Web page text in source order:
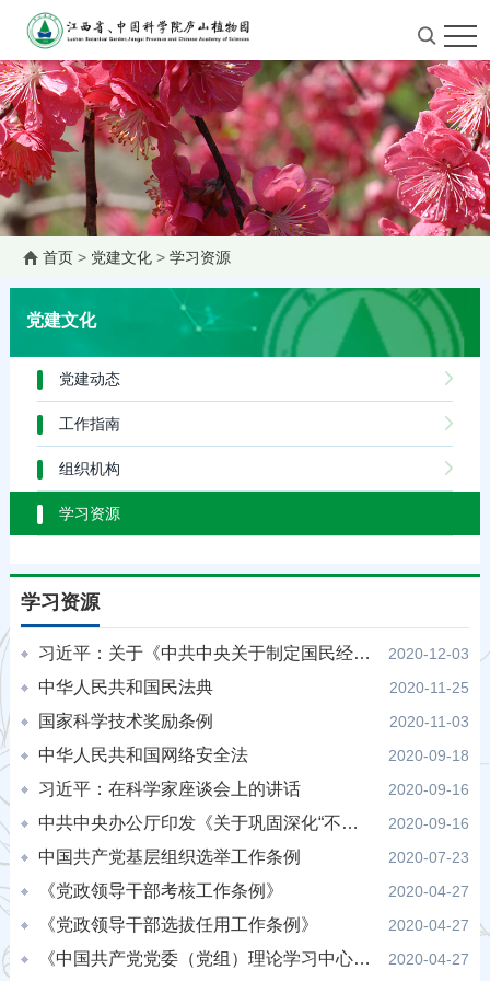
首页> 党建文化> 学习资源
党建文化
党建动态
工作指南
组织机构
学习资源
学习资源
习近平：关于《中共中央关于制定国民经济和社会发展第十四个五年规划和二〇三五年远景目标的建议》的说明 2020-12-03
中华人民共和国民法典 2020-11-25
国家科学技术奖励条例 2020-11-03
中华人民共和国网络安全法 2020-09-18
习近平：在科学家座谈会上的讲话 2020-09-16
中共中央办公厅印发《关于巩固深化“不忘初心、牢记使命”主题教育成果的意见》 2020-09-16
中国共产党基层组织选举工作条例 2020-07-23
《党政领导干部考核工作条例》 2020-04-27
《党政领导干部选拔任用工作条例》 2020-04-27
《中国共产党党委（党组）理论学习中心组学习规则》 2020-04-27